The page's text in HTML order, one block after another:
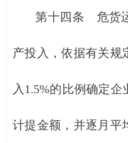
第十四条 危货运
产投入，依据有关规
入1.5%的比例确定
计提金额，并逐月平